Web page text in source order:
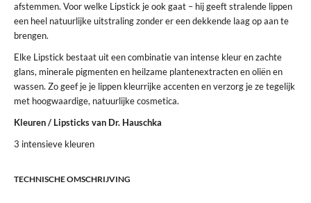
afstemmen. Voor welke Lipstick je ook gaat – hij geeft stralende lippen
een heel natuurlijke uitstraling zonder er een dekkende laag op aan te
brengen.
Elke Lipstick bestaat uit een combinatie van intense kleur en zachte
glans, minerale pigmenten en heilzame plantenextracten en oliën en
wassen. Zo geef je je lippen kleurrijke accenten en verzorg je ze tegelijk
met hoogwaardige, natuurlijke cosmetica.
Kleuren / Lipsticks van Dr. Hauschka
3 intensieve kleuren
TECHNISCHE OMSCHRIJVING